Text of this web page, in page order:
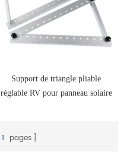
Support de triangle pliable
réglable RV pour panneau solaire
1 pages